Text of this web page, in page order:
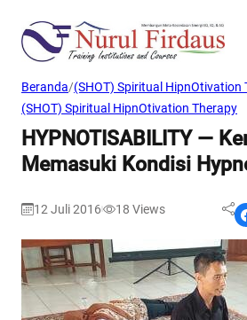
Beranda/(SHOT) Spiritual HipnOtivation
(SHOT) Spiritual HipnOtivation Therapy
HYPNOTISABILITY —
Memasuki Kondisi
12 Juli 2016 18 Views